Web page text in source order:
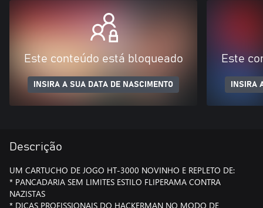
Este conteúdo está bloqueado
INSIRA A SUA DATA DE NASCIMENTO
Este
INSIRA
Descrição
UM CARTUCHO DE JOGO HT-3000 NOVINHO E REPLETO DE:
* PANCADARIA SEM LIMITES ESTILO FLIPERAMA CONTRA
NAZISTAS
* DICAS PROFISSIONAIS DO HACKERMAN NO MODO DE